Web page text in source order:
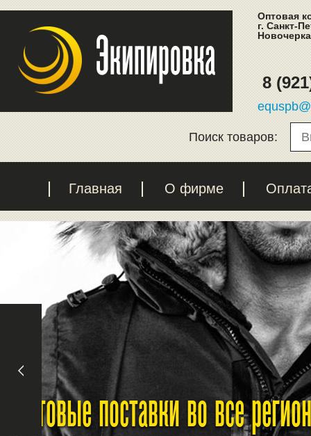
Оптовая
г. Санкт-
8
Поиск товаров:
Главная О фирме
Оптовые поставки во все